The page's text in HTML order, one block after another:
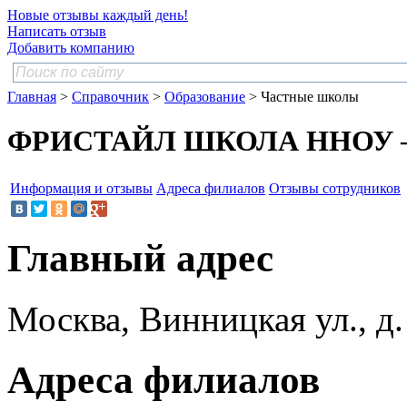
Новые отзывы каждый день!
Написать отзыв
Добавить компанию
Главная > Справочник > Образование > Частные школы
ФРИСТАЙЛ ШКОЛА ННОУ —
Информация и отзывы Адреса филиалов Отзывы сотрудников
Главный адрес
Москва, Винницкая ул.,
Адреса филиалов